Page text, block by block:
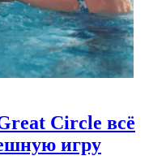
Circle всё
игру